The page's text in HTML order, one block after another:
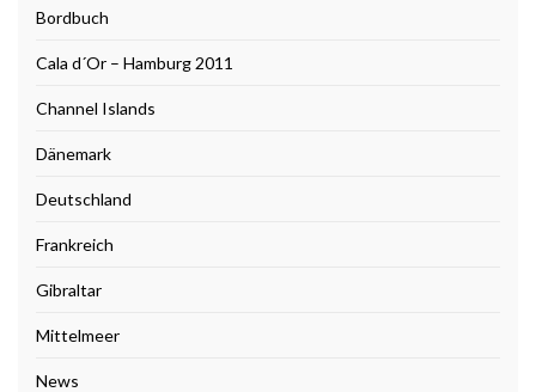
Bordbuch
Cala d´Or – Hamburg 2011
Channel Islands
Dänemark
Deutschland
Frankreich
Gibraltar
Mittelmeer
News